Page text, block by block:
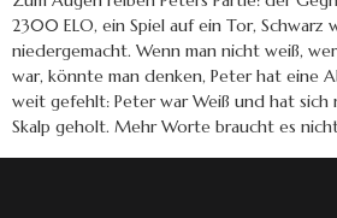
2300 ELO, ein Spiel auf ein Tor, Schwarz
niedergemacht. Wenn man nicht weiß,
war, könnte man denken, Peter hat eine
weit gefehlt: Peter war Weiß und hat sich
Skalp geholt. Mehr Worte braucht es